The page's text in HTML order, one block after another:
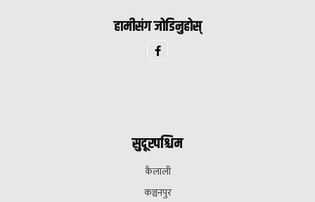
हामीसंग जोडिनुहोस्
सुदूरपश्चिम
कैलाली
कञ्चनपुर